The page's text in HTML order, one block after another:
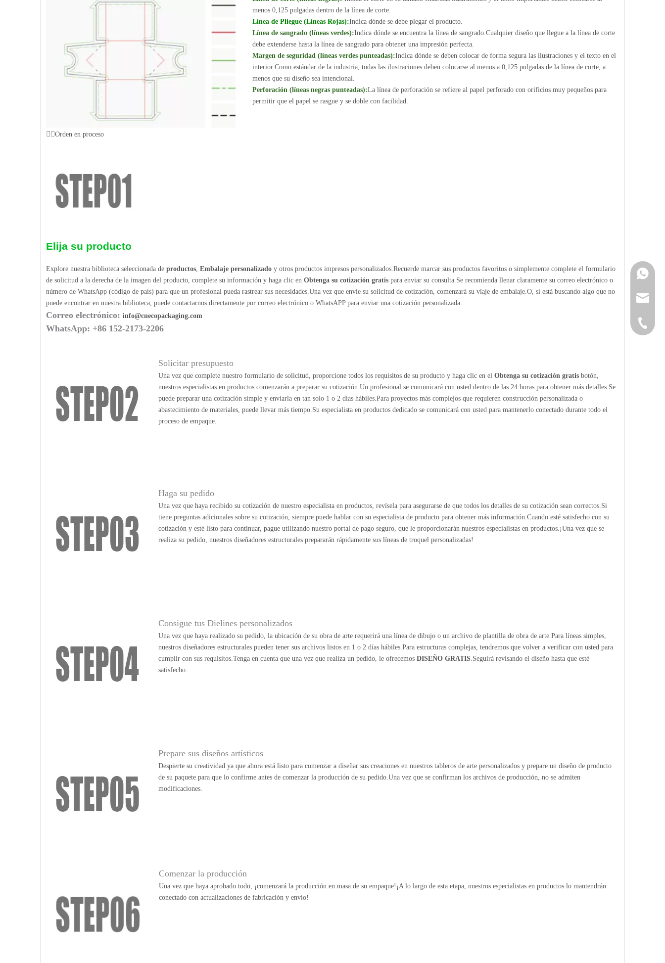
menos 0,125 pulgadas dentro de la línea de corte.
Línea de Pliegue (Líneas Rojas):Indica dónde se debe plegar el producto.
Línea de sangrado (líneas verdes):Indica dónde se encuentra la línea de sangrado.Cualquier diseño que llegue a la línea de corte
debe extenderse hasta la línea de sangrado para obtener una impresión perfecta.
Margen de seguridad (líneas verdes punteadas):Indica dónde se deben colocar de forma segura las ilustraciones y el texto en el
interior.Como estándar de la industria, todas las ilustraciones deben colocarse al menos a 0,125 pulgadas de la línea de corte, a
menos que su diseño sea intencional.
Perforación (líneas negras punteadas):La línea de perforación se refiere al papel perforado con orificios muy pequeños para
permitir que el papel se rasgue y se doble con facilidad.
Orden en proceso
Elija su producto
Explore nuestra biblioteca seleccionada de productos Embalaje personalizado y otros productos impresos personalizados.Recuerde marcar sus productos favoritos o simplemente complete el formulario
de solicitud a la derecha de la imagen del producto, complete su información y haga clic en Obtenga su cotización gratis para enviar su consulta.Se recomienda llenar claramente su correo electrónico o
número de WhatsApp (código de país) para que un profesional pueda rastrear sus necesidades.Una vez que envíe su solicitud de cotización, comenzará su viaje de embalaje.O, si está buscando algo que no
puede encontrar en nuestra biblioteca, puede contactarnos directamente por correo electrónico o WhatsAPP para enviar una cotización personalizada.
Correo electrónico: info@cnecopackaging.com
WhatsApp: +86 152-2173-2206
Solicitar presupuesto
Una vez que complete nuestro formulario de solicitud, proporcione todos los requisitos de su producto y haga clic en elObtenga su cotización gratis botón,
nuestros especialistas en productos comenzarán a preparar su cotización.Un profesional se comunicará con usted dentro de las 24 horas para obtener más detalles.Se
puede preparar una cotización simple y enviarla en tan solo 1 o 2 días hábiles.Para proyectos más complejos que requieren construcción personalizada o
abastecimiento de materiales, puede llevar más tiempo.Su especialista en productos dedicado se comunicará con usted para mantenerlo conectado durante todo el
proceso de empaque.
Haga su pedido
Una vez que haya recibido su cotización de nuestro especialista en productos, revísela para asegurarse de que todos los detalles de su cotización sean correctos.Si
tiene preguntas adicionales sobre su cotización, siempre puede hablar con su especialista de producto para obtener más información.Cuando esté satisfecho con su
cotización y esté listo para continuar, pague utilizando nuestro portal de pago seguro, que le proporcionarán nuestros especialistas en productos.¡Una vez que se
realiza su pedido, nuestros diseñadores estructurales prepararán rápidamente sus líneas de troquel personalizadas!
Consigue tus Dielines personalizados
Una vez que haya realizado su pedido, la ubicación de su obra de arte requerirá una línea de dibujo o un archivo de plantilla de obra de arte.Para líneas simples,
nuestros diseñadores estructurales pueden tener sus archivos listos en 1 o 2 días hábiles.Para estructuras complejas, tendremos que volver a verificar con usted para
cumplir con sus requisitos.Tenga en cuenta que una vez que realiza un pedido, le ofrecemosDISEÑO GRATIS .Seguirá revisando el diseño hasta que esté
satisfecho.
Prepare sus diseños artísticos
Despierte su creatividad ya que ahora está listo para comenzar a diseñar sus creaciones en nuestros tableros de arte personalizados y prepare un diseño de producto
de su paquete para que lo confirme antes de comenzar la producción de su pedido.Una vez que se confirman los archivos de producción, no se admiten
modificaciones.
Comenzar la producción
Una vez que haya aprobado todo, ¡comenzará la producción en masa de su empaque!¡A lo largo de esta etapa, nuestros especialistas en productos lo mantendrán
conectado con actualizaciones de fabricación y envío!
+86-